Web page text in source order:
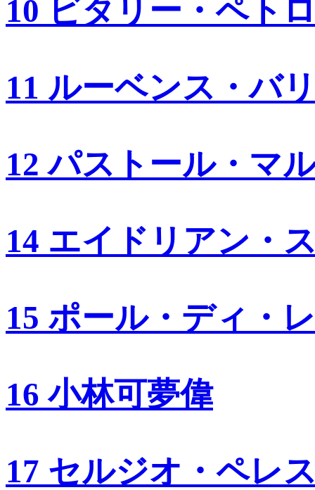
10 ビタリー・ペト
11 ルーベンス・バ
12 パストール・マ
14 エイドリアン・
15 ポール・ディ・
16 小林可夢偉
17 セルジオ・ペレ